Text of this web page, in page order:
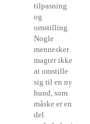
tilpasning
og
omstilling.
Nogle
mennesker
magter ikke
at omstille
sig til en ny
hund, som
måske er en
del